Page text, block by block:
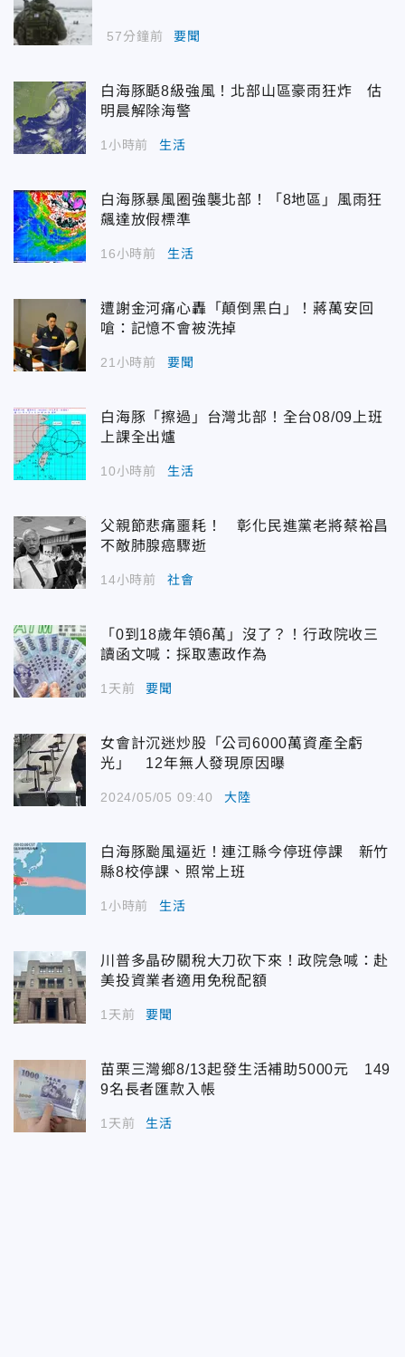
57分鐘前 要聞
白海豚颳8級強風！北部山區豪雨狂炸 估
明晨解除海警
1小時前 生活
白海豚暴風圈強襲北部！「8地區」風雨狂
飆達放假標準
16小時前 生活
遭謝金河痛心轟「顛倒黑白」！蔣萬安回
嗆：記憶不會被洗掉
21小時前 要聞
白海豚「擦過」台灣北部！全台08/09上班
上課全出爐
10小時前 生活
父親節悲痛噩耗！ 彰化民進黨老將蔡裕昌
不敵肺腺癌驟逝
14小時前 社會
「0到18歲年領6萬」沒了？！行政院收三
讀函文喊：採取憲政作為
1天前 要聞
女會計沉迷炒股「公司6000萬資產全虧
光」 12年無人發現原因曝
2024/05/05 09:40 大陸
白海豚颱風逼近！連江縣今停班停課 新竹
縣8校停課、照常上班
1小時前 生活
川普多晶矽關稅大刀砍下來！政院急喊：赴
美投資業者適用免稅配額
1天前 要聞
苗栗三灣鄉8/13起發生活補助5000元 149
9名長者匯款入帳
1天前 生活